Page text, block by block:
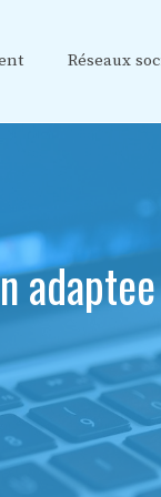
Réseaux